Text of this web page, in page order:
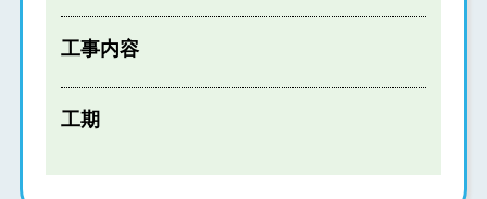
工事内容
工期